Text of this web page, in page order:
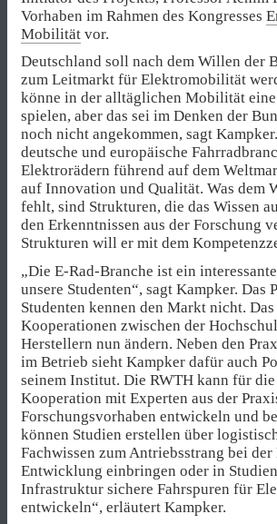
Vorhaben im Rahmen des Kongresses
Mobilität vor.
Deutschland soll nach dem Willen der
zum Leitmarkt für Elektromobilität
könne in der alltäglichen Mobilität
spielen, aber das sei im Denken der
noch nicht angekommen, sagt
deutsche und europäische
Elektrorädern führend auf dem
auf Innovation und Qualität. Was dem
fehlt, sind Strukturen, die das Wissen
den Erkenntnissen aus der Forschung
Strukturen will er mit dem
„Die E-Rad-Branche ist ein
unsere Studenten“, sagt Kampker. Das
Studenten kennen den Markt nicht.
Kooperationen zwischen der
Herstellern nun ändern. Neben den
im Betrieb sieht Kampker dafür auch
seinem Institut. Die RWTH kann für
Kooperation mit Experten aus der
Forschungsvorhaben entwickeln und
können Studien erstellen über
Fachwissen zum Antriebsstrang bei
Entwicklung einbringen oder in
Infrastruktur sichere Fahrspuren für
entwickeln“, erläutert Kampker.